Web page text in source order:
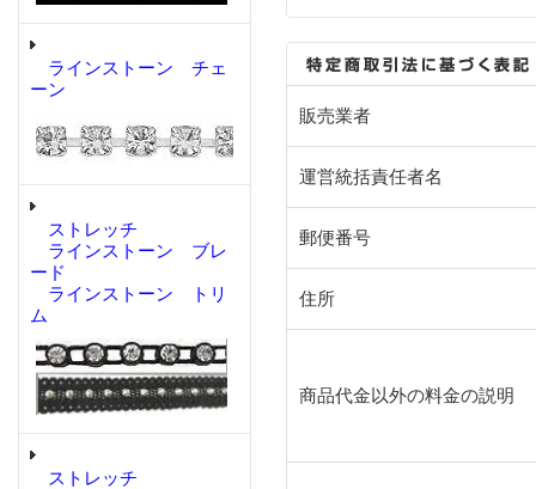
ラインストーン チェ
ーン
ストレッチ
ラインストーン ブレ
ード
ラインストーン トリ
ム
ストレッチ
販売業者
運営統括責任者名
郵便番号
住所
商品代金以外の料金の説明